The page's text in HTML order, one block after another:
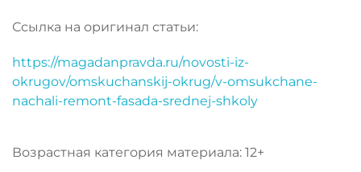
Ссылка на оригинал статьи:
https://magadanpravda.ru/novosti-iz-
okrugov/omskuchanskij-okrug/v-omsukchane-
nachali-remont-fasada-srednej-shkoly
Возрастная категория материала: 12+